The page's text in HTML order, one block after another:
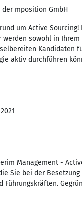
der mposition GmbH
um Active
sowohl in
Kandidaten
aktiv durchführen
Management -
Sie bei der
Führungskräften.